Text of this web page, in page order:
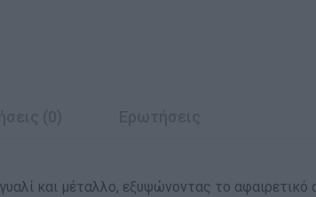
και μέταλλο, εξυψώνοντας το αφαιρετικό